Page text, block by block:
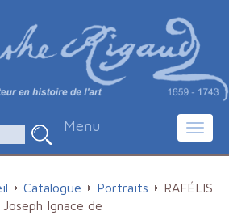
Menu
Catalogue Portraits
RAFÉLIS
Ignace de